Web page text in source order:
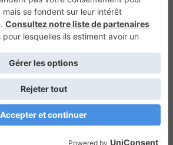
Sans Permis VTTAE.fr FullAttack MX2K
Retour en haut